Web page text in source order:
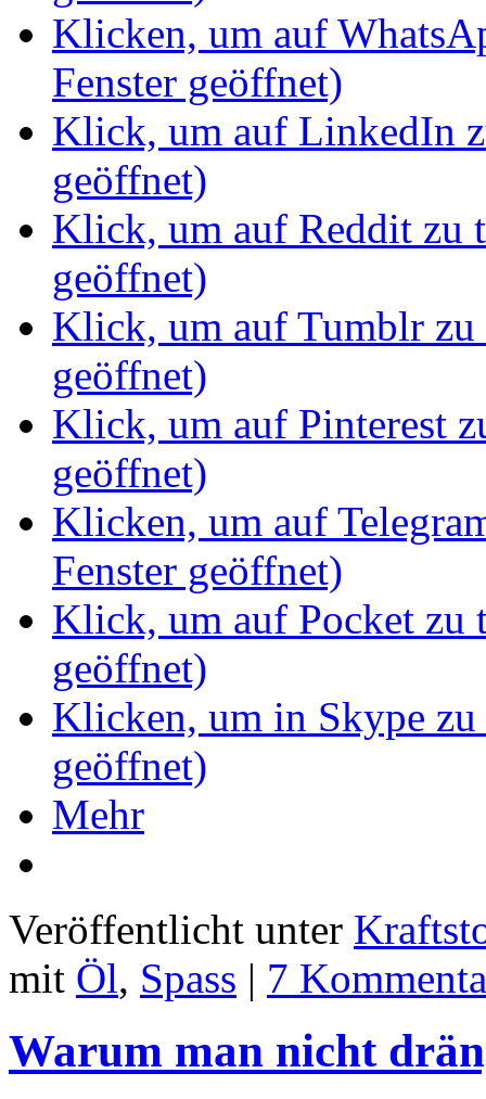
Klicken, um auf
Fenster geöffnet)
Klick, um auf LinkedIn
geöffnet)
Klick, um auf Reddit zu
geöffnet)
Klick, um auf Tumblr zu
geöffnet)
Klick, um auf Pinterest
geöffnet)
Klicken, um auf
Fenster geöffnet)
Klick, um auf Pocket zu
geöffnet)
Klicken, um in Skype
geöffnet)
Mehr
Veröffentlicht unter
mit Öl, Spass | 7
Warum man nicht